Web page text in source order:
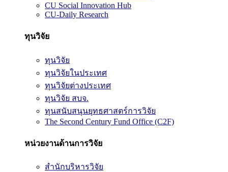
CU Social Innovation Hub
CU-Daily Research
ทุนวิจัย
ทุนวิจัย
ทุนวิจัยในประเทศ
ทุนวิจัยต่างประเทศ
ทุนวิจัย สบจ.
ทุนสนับสนุนยุทธศาสตร์การวิจัย
The Second Century Fund Office (C2F)
หน่วยงานด้านการวิจัย
สำนักบริหารวิจัย